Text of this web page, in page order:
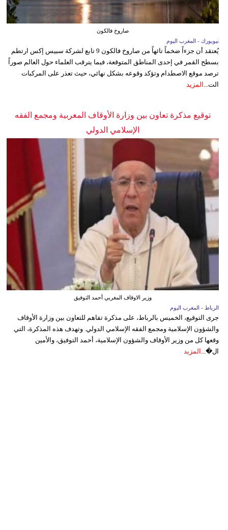
صاروخ فالكون
نيويورك - المغرب اليوم
يُعتقد أن جزءاً ضخماً تائهاً من صاروخ فالكون 9 تابع لشركة سبيس إكس ارتطم
بسطح القمر في إحدى المناطق المتوقعة، فيما يترقب العلماء حول العالم صوراً
ترصد موقع الاصطدام وتؤكد وقوعه بشكل نهائي، حيث تعذر على المركبات
الت... المزيد
توقيع مذكرة تعاون بين وزارة الأوقاف المغربية ومجمع الفقه
الإسلامي الدولي
وزير الاوقاف المغربي أحمد التوفيق
الرباط - المغرب اليوم
جرى التوقيع، الخميس بالرباط، على مذكرة تفاهم للتعاون بين وزارة الأوقاف
والشؤون الإسلامية ومجمع الفقه الإسلامي الدولي. وتهدف هذه المذكرة، التي
وقعها كل من وزير الأوقاف والشؤون الإسلامية، أحمد التوفيق، والأمين
ال�... المزيد